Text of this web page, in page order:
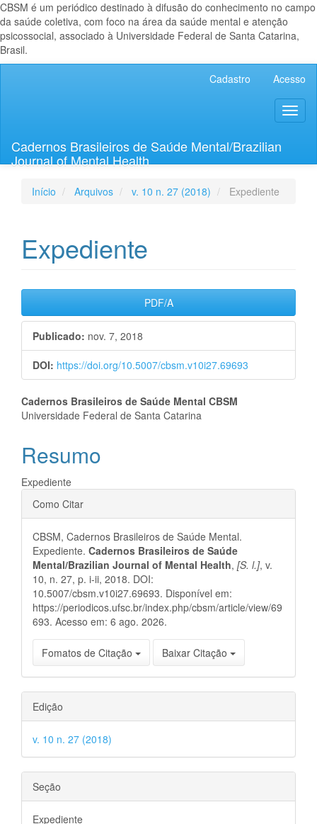
CBSM é um periódico destinado à difusão do conhecimento no campo
da saúde coletiva, com foco na área da saúde mental e atenção
psicossocial, associado à Universidade Federal de Santa Catarina,
Brasil.
Lateral
Cadastro Acesso
Cadernos Brasileiros de Saúde Mental/Brazilian
Journal of Mental Health
Início Arquivos v. 10 n. 27 (2018) Expediente
Expediente
Barra
lateral
de
artigos
PDF/A
Publicado: nov. 7, 2018
DOI: https://doi.org/10.5007/cbsm.v10i27.69693
Conteúdo
artigo
principal
Cadernos Brasileiros de Saúde Mental CBSM
Universidade Federal de Santa Catarina
Resumo
Expediente
Detalhes
do
artigo
Como Citar
CBSM, Cadernos Brasileiros de Saúde Mental.
Expediente. Cadernos Brasileiros de Saúde
Mental/Brazilian Journal of Mental Health, [S. l.], v.
10, n. 27, p. i-ii, 2018. DOI:
10.5007/cbsm.v10i27.69693. Disponível em:
https://periodicos.ufsc.br/index.php/cbsm/article/view/69
693. Acesso em: 6 ago. 2026.
Fomatos de Citação Baixar Citação
Edição
v. 10 n. 27 (2018)
Seção
Expediente